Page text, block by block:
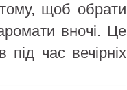
щоб обрати
вночі. Це
під час вечірніх